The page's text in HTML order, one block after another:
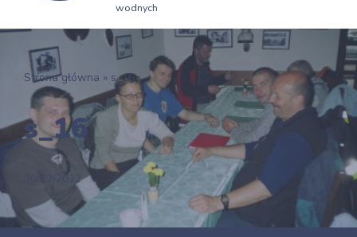
wodnych
Strona główna » s_16
s_16
30/12/2012